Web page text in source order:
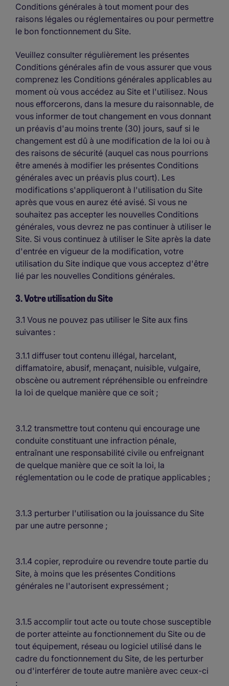
Conditions générales à tout moment pour des
raisons légales ou réglementaires ou pour permettre
le bon fonctionnement du Site.
Veuillez consulter régulièrement les présentes
Conditions générales afin de vous assurer que vous
comprenez les Conditions générales applicables au
moment où vous accédez au Site et l'utilisez. Nous
nous efforcerons, dans la mesure du raisonnable, de
vous informer de tout changement en vous donnant
un préavis d'au moins trente (30) jours, sauf si le
changement est dû à une modification de la loi ou à
des raisons de sécurité (auquel cas nous pourrions
être amenés à modifier les présentes Conditions
générales avec un préavis plus court). Les
modifications s'appliqueront à l'utilisation du Site
après que vous en aurez été avisé. Si vous ne
souhaitez pas accepter les nouvelles Conditions
générales, vous devrez ne pas continuer à utiliser le
Site. Si vous continuez à utiliser le Site après la date
d'entrée en vigueur de la modification, votre
utilisation du Site indique que vous acceptez d'être
lié par les nouvelles Conditions générales.
3. Votre utilisation du Site
3.1 Vous ne pouvez pas utiliser le Site aux fins
suivantes :
3.1.1 diffuser tout contenu illégal, harcelant,
diffamatoire, abusif, menaçant, nuisible, vulgaire,
obscène ou autrement répréhensible ou enfreindre
la loi de quelque manière que ce soit ;
3.1.2 transmettre tout contenu qui encourage une
conduite constituant une infraction pénale,
entraînant une responsabilité civile ou enfreignant
de quelque manière que ce soit la loi, la
réglementation ou le code de pratique applicables ;
3.1.3 perturber l'utilisation ou la jouissance du Site
par une autre personne ;
3.1.4 copier, reproduire ou revendre toute partie du
Site, à moins que les présentes Conditions
générales ne l'autorisent expressément ;
3.1.5 accomplir tout acte ou toute chose susceptible
de porter atteinte au fonctionnement du Site ou de
tout équipement, réseau ou logiciel utilisé dans le
cadre du fonctionnement du Site, de les perturber
ou d'interférer de toute autre manière avec ceux-ci
;